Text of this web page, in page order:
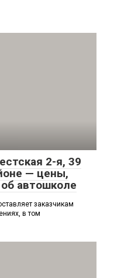
2-я, 39
— цены,
автошколе
заказчикам
в том